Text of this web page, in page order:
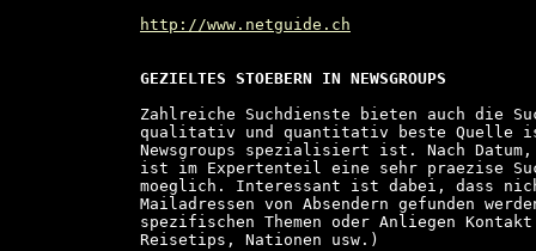
http://www.netguide.ch
GEZIELTES STOEBERN IN NEWSGROUPS
Zahlreiche Suchdienste bieten auch die
qualitativ und quantitativ beste Quelle
Newsgroups spezialisiert ist. Nach
ist im Expertenteil eine sehr praezise
moeglich. Interessant ist dabei, dass
Mailadressen von Absendern gefunden
spezifischen Themen oder Anliegen
Reisetips, Nationen usw.)